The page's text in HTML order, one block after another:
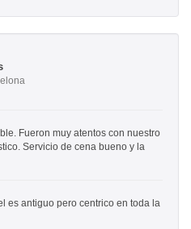
Fueron muy atentos con nuestro
Servicio de cena bueno y la
es antiguo pero centrico en toda la